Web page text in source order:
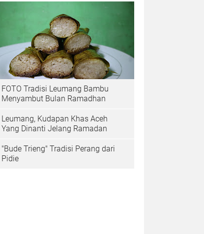
FOTO Tradisi Leumang Bambu
Menyambut Bulan Ramadhan
Leumang, Kudapan Khas Aceh
Yang Dinanti Jelang Ramadan
"Bude Trieng" Tradisi Perang dari
Pidie